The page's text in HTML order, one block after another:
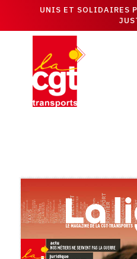
UNIS ET SOLIDAIRES